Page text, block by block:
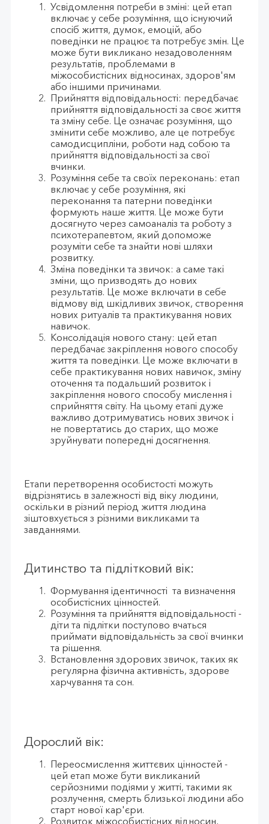
Усвідомлення потреби в зміні: цей етап
включає у себе розуміння, що існуючий
спосіб життя, думок, емоцій, або
поведінки не працює та потребує змін. Це
може бути викликано незадоволенням
результатів, проблемами в
міжособистісних відносинах, здоров'ям
або іншими причинами.
Прийняття відповідальності: передбачає
прийняття відповідальності за своє життя
та зміну себе. Це означає розуміння, що
змінити себе можливо, але це потребує
самодисципліни, роботи над собою та
прийняття відповідальності за свої
вчинки.
Розуміння себе та своїх переконань: етап
включає у себе розуміння, які
переконання та патерни поведінки
формують наше життя. Це може бути
досягнуто через самоаналіз та роботу з
психотерапевтом, який допоможе
розуміти себе та знайти нові шляхи
розвитку.
Зміна поведінки та звичок: а саме такі
зміни, що призводять до нових
результатів. Це може включати в себе
відмову від шкідливих звичок, створення
нових ритуалів та практикування нових
навичок.
Консолідація нового стану: цей етап
передбачає закріплення нового способу
життя та поведінки. Це може включати в
себе практикування нових навичок, зміну
оточення та подальший розвиток і
закріплення нового способу мислення і
сприйняття світу. На цьому етапі дуже
важливо дотримуватись нових звичок і
не повертатись до старих, що може
зруйнувати попередні досягнення.
Етапи перетворення особистості можуть
відрізнятись в залежності від віку людини,
оскільки в різний період життя людина
зіштовхується з різними викликами та
завданнями.
Дитинство та підлітковий вік:
Формування ідентичності та визначення
особистісних цінностей.
Розуміння та прийняття відповідальності -
діти та підлітки поступово вчаться
приймати відповідальність за свої вчинки
та рішення.
Встановлення здорових звичок, таких як
регулярна фізична активність, здорове
харчування та сон.
Дорослий вік:
Переосмислення життєвих цінностей -
цей етап може бути викликаний
серйозними подіями у житті, такими як
розлучення, смерть близької людини або
старт нової кар'єри.
Розвиток міжособистісних відносин,